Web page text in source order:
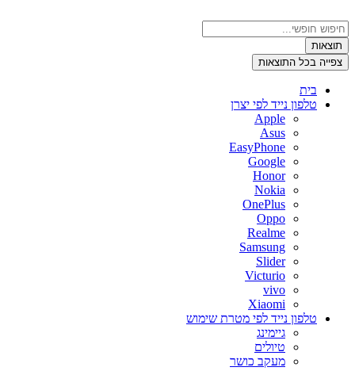
לתוכן
Search
...תוצאות
צפייה בכל התוצאות
בית
טלפון נייד לפי יצרן
Apple
Asus
EasyPhone
Google
Honor
Nokia
OnePlus
Oppo
Realme
Samsung
Slider
Victurio
vivo
Xiaomi
טלפון נייד לפי מטרת שימוש
גיימינג
טיולים
מעקב כושר